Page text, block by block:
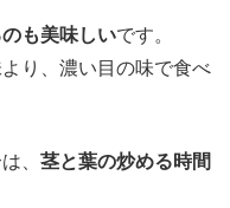
も美味しいです。
り、濃い目の味で食べ
、 茎と葉の炒める時間